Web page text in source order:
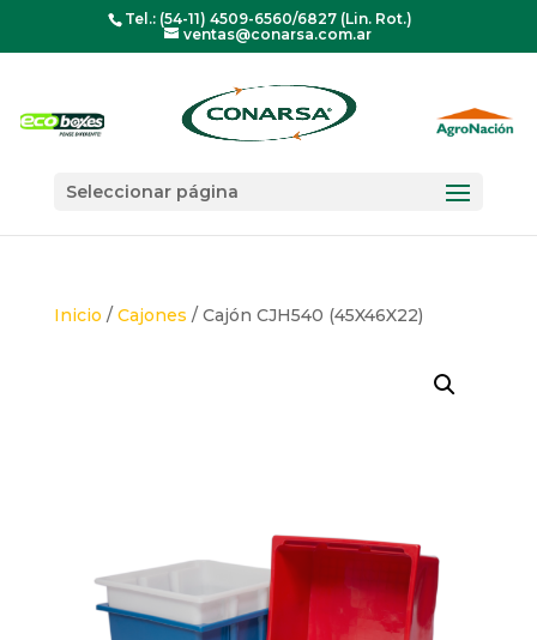
Tel.: (54-11) 4509-6560/6827 (Lin. Rot.)
ventas@conarsa.com.ar
Seleccionar página
Inicio / Cajones / Cajón CJH540 (45X46X22)